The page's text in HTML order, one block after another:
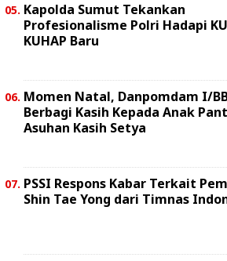
Kapolda Sumut Tekankan
Profesionalisme Polri Hadapi
KUHAP Baru
Momen Natal, Danpomdam I/
Berbagi Kasih Kepada Anak
Asuhan Kasih Setya
PSSI Respons Kabar Terkait
Shin Tae Yong dari Timnas